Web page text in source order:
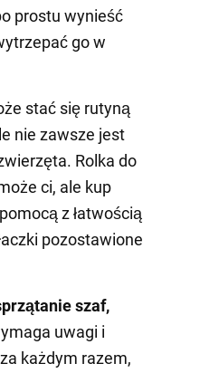
prostu wynieść
go w
stać się rutyną
nie zawsze jest
Rolka do
ci, ale kup
z łatwością
pozostawione
szaf,
uwagi i
każdym razem,